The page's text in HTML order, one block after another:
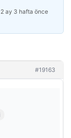
2 ay 3 hafta önce
#19163